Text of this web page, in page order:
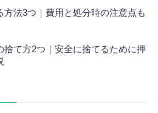
方法3つ｜費用と処分時の注意点も
捨て方2つ｜安全に捨てるために押